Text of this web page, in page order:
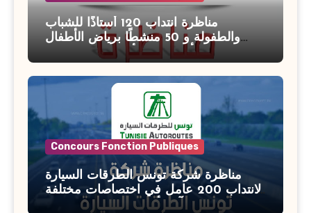
مناظرة انتداب 120 أستاذًا للشباب
والطفولة و 50 منشطًا برياض الأطفال
بوزارة الأسرة والمرأة والطفولة وكبار
السن آخر أجل للتسجيل : 27 جويلية 2026
Concours Fonction Publiques
مناظرة شركة تونس الطرقات السيارة
لانتداب 200 عامل في اختصاصات مختلفة
آخر أجل : 21 جويلية 2026